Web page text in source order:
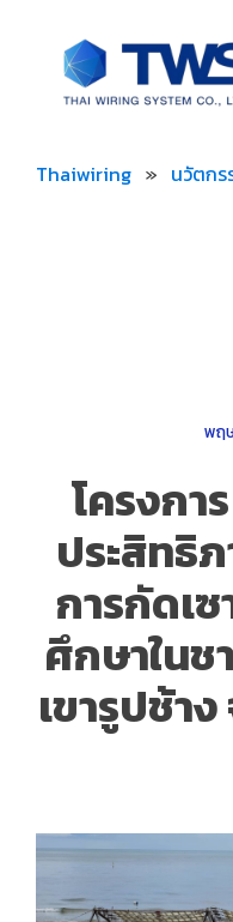
Thaiwiring » นวัตกร
พฤ
โครงกา
ประสิทธิ
การกัดเ
ศึกษาในช
เขารูปช้า